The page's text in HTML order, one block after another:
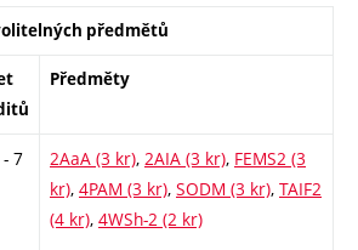
předmětů
Předměty
7
2AaA (3 kr), 2AIA (3 kr), FEMS2 (3
kr), 4PAM (3 kr), SODM (3 kr), TAIF2
(4 kr), 4WSh-2 (2 kr)